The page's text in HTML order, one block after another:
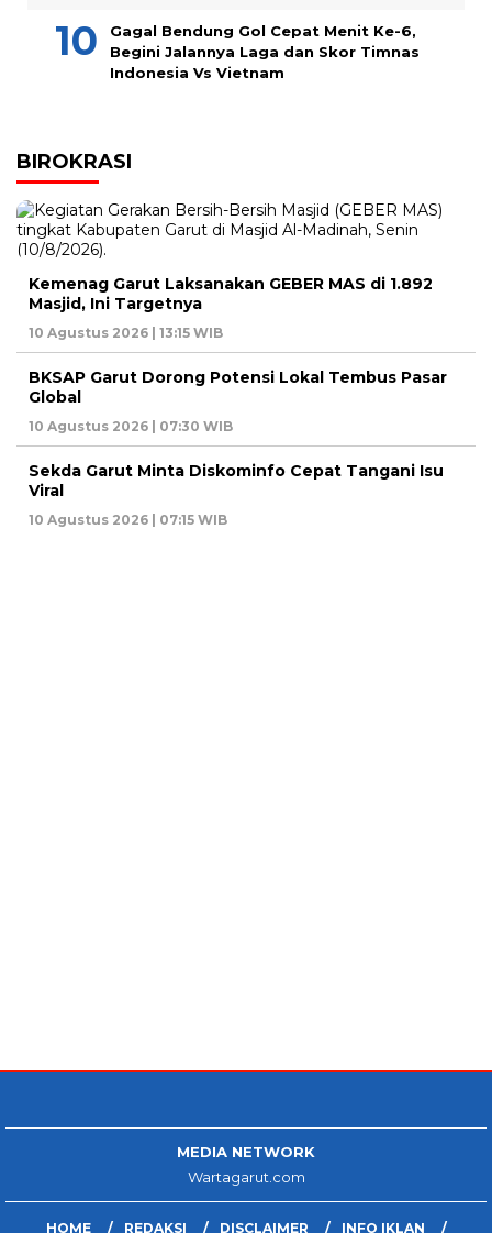
Gagal Bendung Gol Cepat Menit Ke-6,
Begini Jalannya Laga dan Skor Timnas
Indonesia Vs Vietnam
BIROKRASI
Kemenag Garut Laksanakan GEBER MAS di 1.892
Masjid, Ini Targetnya
10 Agustus 2026 | 13:15 WIB
BKSAP Garut Dorong Potensi Lokal Tembus Pasar
Global
10 Agustus 2026 | 07:30 WIB
Sekda Garut Minta Diskominfo Cepat Tangani Isu
Viral
10 Agustus 2026 | 07:15 WIB
MEDIA NETWORK
Wartagarut.com
HOME REDAKSI DISCLAIMER INFO IKLAN